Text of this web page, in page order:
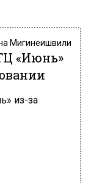
Мигинеишвили
«Июнь»